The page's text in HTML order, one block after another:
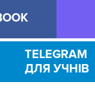
TELEGRAM
ДЛЯ УЧНІВ